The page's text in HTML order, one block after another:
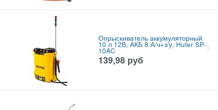
Опрыскиватель аккумуляторный
10 л 12В, АКБ 8 А/ч+з/у, Huter SP-
10AC
139,98 руб